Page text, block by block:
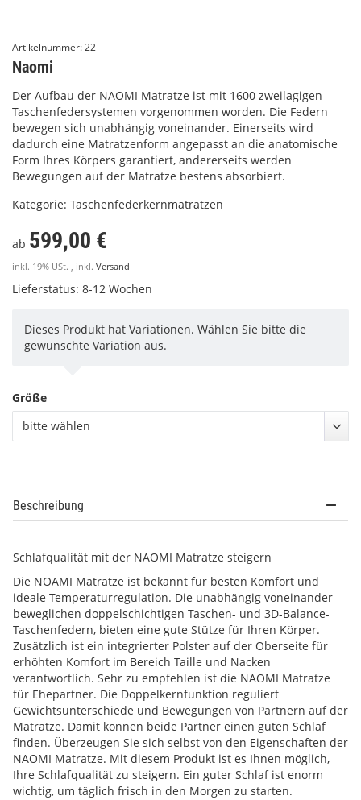
Artikelnummer: 22
Naomi
Der Aufbau der NAOMI Matratze ist mit 1600 zweilagigen
Taschenfedersystemen vorgenommen worden. Die Federn
bewegen sich unabhängig voneinander. Einerseits wird
dadurch eine Matratzenform angepasst an die anatomische
Form Ihres Körpers garantiert, andererseits werden
Bewegungen auf der Matratze bestens absorbiert.
Kategorie: Taschenfederkernmatratzen
ab 599,00 €
inkl. 19% USt. , inkl. Versand
Lieferstatus: 8-12 Wochen
Dieses Produkt hat Variationen. Wählen Sie bitte die
gewünschte Variation aus.
Größe
bitte wählen
Beschreibung
Schlafqualität mit der NAOMI Matratze steigern
Die NOAMI Matratze ist bekannt für besten Komfort und
ideale Temperaturregulation. Die unabhängig voneinander
beweglichen doppelschichtigen Taschen- und 3D-Balance-
Taschenfedern, bieten eine gute Stütze für Ihren Körper.
Zusätzlich ist ein integrierter Polster auf der Oberseite für
erhöhten Komfort im Bereich Taille und Nacken
verantwortlich. Sehr zu empfehlen ist die NAOMI Matratze
für Ehepartner. Die Doppelkernfunktion reguliert
Gewichtsunterschiede und Bewegungen von Partnern auf der
Matratze. Damit können beide Partner einen guten Schlaf
finden. Überzeugen Sie sich selbst von den Eigenschaften der
NAOMI Matratze. Mit diesem Produkt ist es Ihnen möglich,
Ihre Schlafqualität zu steigern. Ein guter Schlaf ist enorm
wichtig, um täglich frisch in den Morgen zu starten.